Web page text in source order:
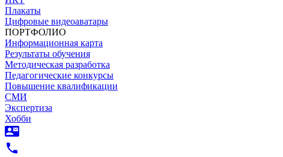
Плакаты
Цифровые видеоаватары
ПОРТФОЛИО
Информационная карта
Результаты обучения
Методическая разработка
Педагогические конкурсы
Повышение квалификации
СМИ
Экспертиза
Хобби
contact_mail
call